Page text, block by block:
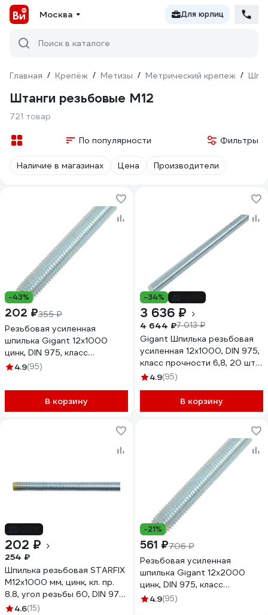
Москва Для юрлиц
Поиск в каталоге
Главная / Крепёж / Метизы / Метрический крепеж /
Штанги резьбовые М12
721 товар
По популярности Фильтры
Наличие в магазинах Цена Производители
-43%
202 ₽355 ₽
Резьбовая усиленная
шпилька Gigant 12x1000
цинк, DIN 975, класс
прочности 6,8 GTR-
4.9(95)
В корзину
-34%
3 636 ₽
4 644 ₽7 013 ₽
Gigant Шпилька резьбовая
усиленная 12x1000, DIN 975,
класс прочности 6,8, 20 шт.
GTR-68121000/20
4.9(95)
В корзину
202 ₽
254 ₽
Шпилька резьбовая STARFIX
М12x1000 мм, цинк, кл. пр.
8.8, угол резьбы 60, DIN 975
SM-58730-1
4.6(15)
-21%
561 ₽706 ₽
Резьбовая усиленная
шпилька Gigant 12x2000
цинк, DIN 975, класс
прочности 6,8 GTR-
4.9(95)